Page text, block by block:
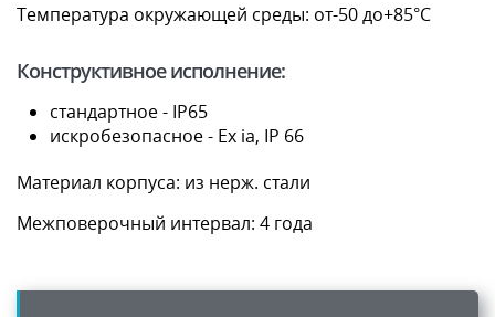
Температура окружающей среды: от-50 до+85°С
Конструктивное исполнение:
стандартное - IP65
искробезопасное - Ex ia, IP 66
Материал корпуса: из нерж. стали
Межповерочный интервал: 4 года